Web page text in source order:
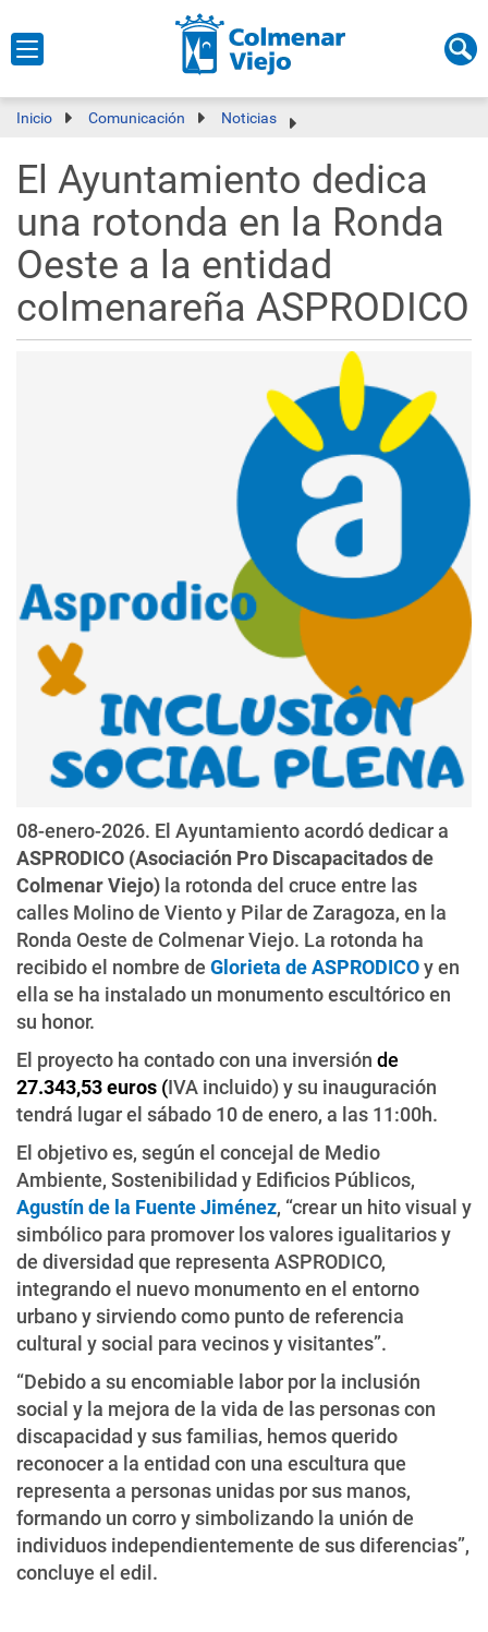
Inicio Comunicación Noticias
El Ayuntamiento dedica
una rotonda en la Ronda
Oeste a la entidad
colmenareña ASPRODICO
08-enero-2026. El Ayuntamiento acordó dedicar a
ASPRODICO (Asociación Pro Discapacitados de
Colmenar Viejo) la rotonda del cruce entre las
calles Molino de Viento y Pilar de Zaragoza, en la
Ronda Oeste de Colmenar Viejo. La rotonda ha
recibido el nombre de Glorieta de ASPRODICOy en
ella se ha instalado un monumento escultórico en
su honor.
El proyecto ha contado con una inversión de
27.343,53 euros (IVA incluido) y su inauguración
tendrá lugar el sábado 10 de enero, a las 11:00h.
El objetivo es, según el concejal de Medio
Ambiente, Sostenibilidad y Edificios Públicos,
Agustín de la Fuente Jiménez, “crear un hito visual y
simbólico para promover los valores igualitarios y
de diversidad que representa ASPRODICO,
integrando el nuevo monumento en el entorno
urbano y sirviendo como punto de referencia
cultural y social para vecinos y visitantes”.
“Debido a su encomiable labor por la inclusión
social y la mejora de la vida de las personas con
discapacidad y sus familias, hemos querido
reconocer a la entidad con una escultura que
representa a personas unidas por sus manos,
formando un corro y simbolizando la unión de
individuos independientemente de sus diferencias”,
concluye el edil.